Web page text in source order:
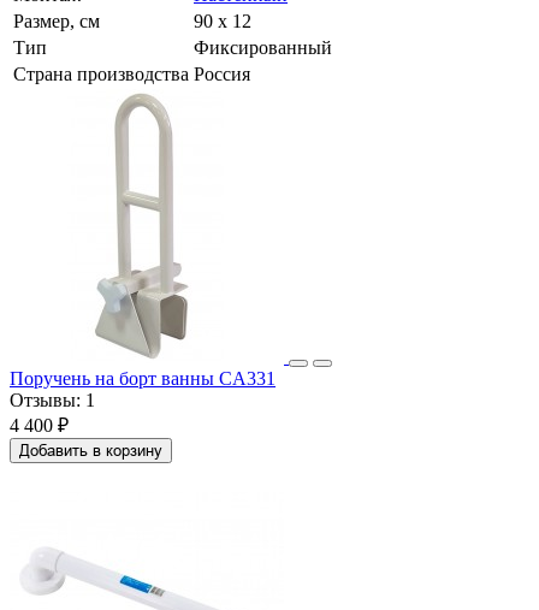
Размер, см
90 x 12
Тип
Фиксированный
Страна производства Россия
Поручень на борт ванны CA331
Отзывы: 1
4 400 ₽
Добавить в корзину